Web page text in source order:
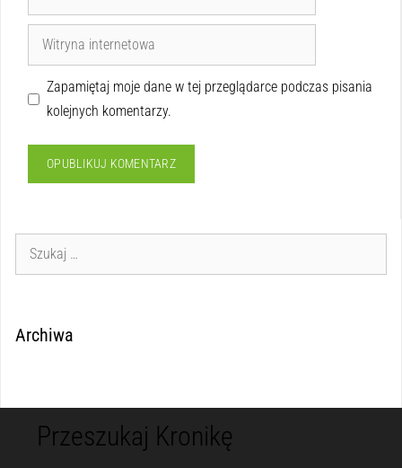
Zapamiętaj moje dane w tej przeglądarce podczas pisania
kolejnych komentarzy.
Archiwa
Przeszukaj Kronikę